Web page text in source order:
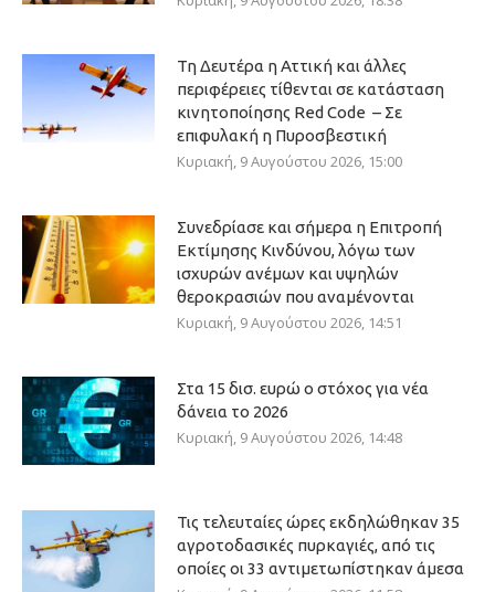
Τη Δευτέρα η Αττική και άλλες
περιφέρειες τίθενται σε κατάσταση
κινητοποίησης Red Code – Σε
επιφυλακή η Πυροσβεστική
Κυριακή, 9 Αυγούστου 2026, 15:00
Συνεδρίασε και σήμερα η Επιτροπή
Εκτίμησης Κινδύνου, λόγω των
ισχυρών ανέμων και υψηλών
θεροκρασιών που αναμένονται
Κυριακή, 9 Αυγούστου 2026, 14:51
Στα 15 δισ. ευρώ ο στόχος για νέα
δάνεια το 2026
Κυριακή, 9 Αυγούστου 2026, 14:48
Τις τελευταίες ώρες εκδηλώθηκαν 35
αγροτοδασικές πυρκαγιές, από τις
οποίες οι 33 αντιμετωπίστηκαν άμεσα